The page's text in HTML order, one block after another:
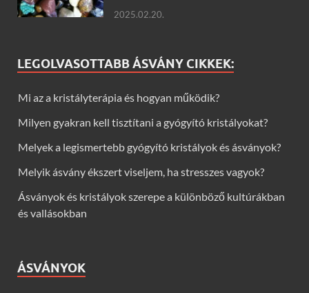
2025.02.20.
LEGOLVASOTTABB ÁSVÁNY CIKKEK:
Mi az a kristályterápia és hogyan működik?
Milyen gyakran kell tisztítani a gyógyító kristályokat?
Melyek a legismertebb gyógyító kristályok és ásványok?
Melyik ásvány ékszert viseljem, ha stresszes vagyok?
Ásványok és kristályok szerepe a különböző kultúrákban
és vallásokban
ÁSVÁNYOK